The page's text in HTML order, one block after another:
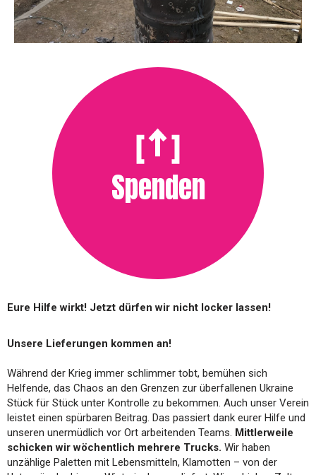
Spenden
Eure Hilfe wirkt! Jetzt dürfen wir nicht locker lassen!
Unsere Lieferungen kommen an!
Während der Krieg immer schlimmer tobt, bemühen sich
Helfende, das Chaos an den Grenzen zur überfallenen Ukraine
Stück für Stück unter Kontrolle zu bekommen. Auch unser Verein
leistet einen spürbaren Beitrag. Das passiert dank eurer Hilfe und
unseren unermüdlich vor Ort arbeitenden Teams. Mittlerweile
schicken wir wöchentlich mehrere Trucks. Wir haben
unzählige Paletten mit Lebensmitteln, Klamotten – von der